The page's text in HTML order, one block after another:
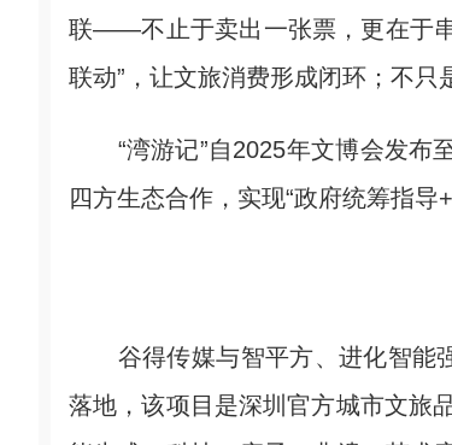
联——不止于卖出一张票，更在于
联动”，让文旅消费形成闭环；不只
“湾游记”自2025年文博会发布
四方生态合作，实现“政府统筹指
谷得传媒与智平方、进化智能强
落地，该项目是深圳官方城市文旅